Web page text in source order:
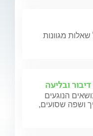
שאלות מגוונות
ובליעה
הנוגעים
ושפה שסועים,